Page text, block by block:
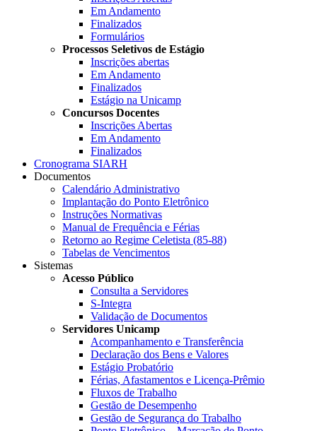
Em Andamento
Finalizados
Formulários
Processos Seletivos de Estágio
Inscrições abertas
Em Andamento
Finalizados
Estágio na Unicamp
Concursos Docentes
Inscrições Abertas
Em Andamento
Finalizados
Cronograma SIARH
Documentos
Calendário Administrativo
Implantação do Ponto Eletrônico
Instruções Normativas
Manual de Frequência e Férias
Retorno ao Regime Celetista (85-88)
Tabelas de Vencimentos
Sistemas
Acesso Público
Consulta a Servidores
S-Integra
Validação de Documentos
Servidores Unicamp
Acompanhamento e Transferência
Declaração dos Bens e Valores
Estágio Probatório
Férias, Afastamentos e Licença-Prêmio
Fluxos de Trabalho
Gestão de Desempenho
Gestão de Segurança do Trabalho